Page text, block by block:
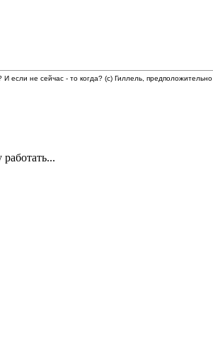
если не сейчас - то когда? (с) Гиллель, предположительно